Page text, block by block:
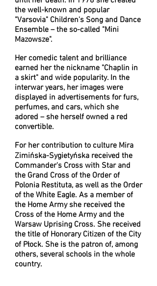
the well-known and popular
"Varsovia" Children's Song and Dance
Ensemble – the so-called "Mini
Mazowsze".
Her comedic talent and brilliance
earned her the nickname "Chaplin in
a skirt" and wide popularity. In the
interwar years, her images were
displayed in advertisements for furs,
perfumes, and cars, which she
adored – she herself owned a red
convertible.
For her contribution to culture Mira
Zimińska-Sygietyńska received the
Commander's Cross with Star and
the Grand Cross of the Order of
Polonia Restituta, as well as the Order
of the White Eagle. As a member of
the Home Army she received the
Cross of the Home Army and the
Warsaw Uprising Cross. She received
the title of Honorary Citizen of the City
of Płock. She is the patron of, among
others, several schools in the whole
country.